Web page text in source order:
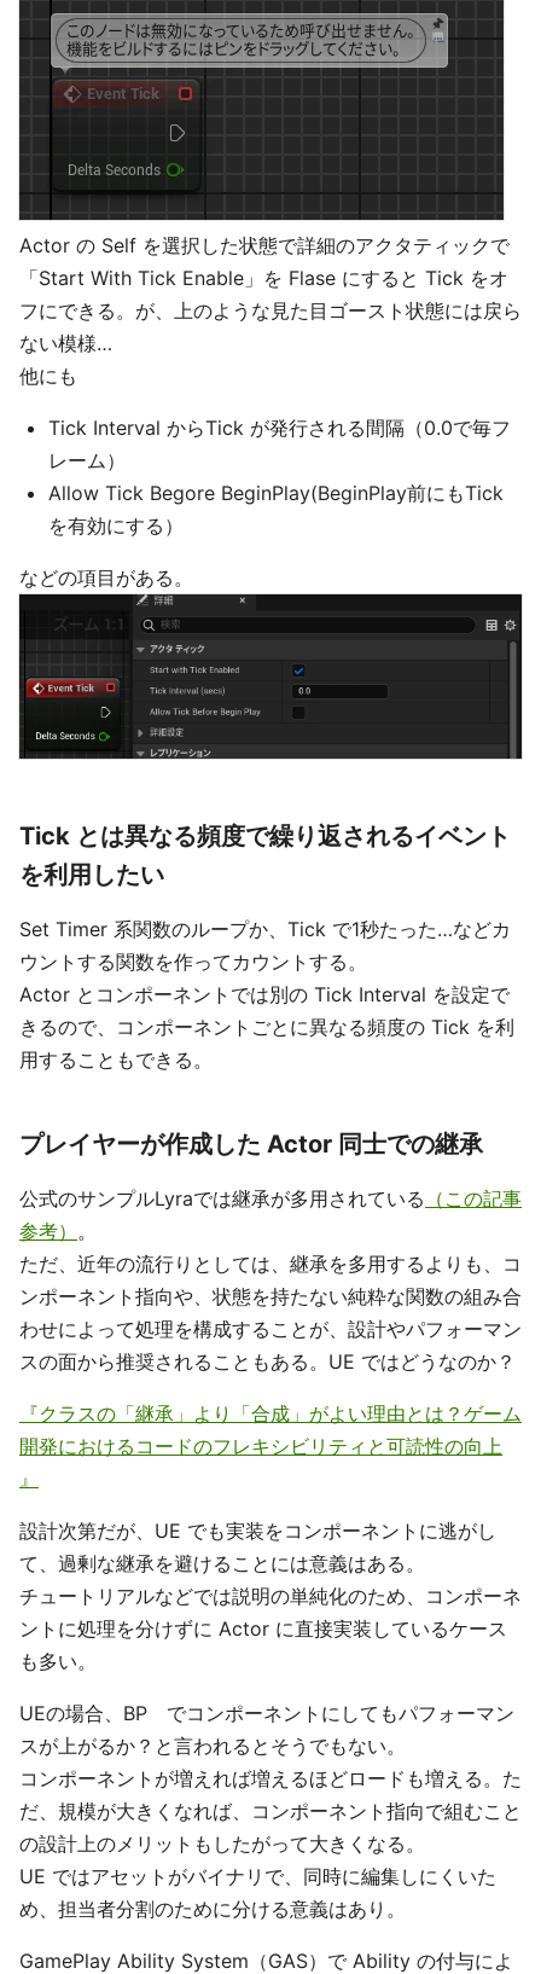
Actor の Self を選択した状態で詳細のアクタティックで
「Start With Tick Enable」を Flase にすると Tick をオ
フにできる。が、上のような見た目ゴースト状態には戻ら
ない模様…
他にも
Tick Interval からTick が発行される間隔（0.0で毎フ
レーム）
Allow Tick Begore BeginPlay(BeginPlay前にもTick
を有効にする）
などの項目がある。
Tick とは異なる頻度で繰り返されるイベント
を利用したい
Set Timer 系関数のループか、Tick で1秒たった…などカ
ウントする関数を作ってカウントする。
Actor とコンポーネントでは別の Tick Interval を設定で
きるので、コンポーネントごとに異なる頻度の Tick を利
用することもできる。
プレイヤーが作成した Actor 同士での継承
公式のサンプルLyraでは継承が多用されている （この記事
参考） 。
ただ、近年の流行りとしては、継承を多用するよりも、コ
ンポーネント指向や、状態を持たない純粋な関数の組み合
わせによって処理を構成することが、設計やパフォーマン
スの面から推奨されることもある。UE ではどうなのか？
『クラスの「継承」より「合成」がよい理由とは？ゲーム
開発におけるコードのフレキシビリティと可読性の向上
』
設計次第だが、UE でも実装をコンポーネントに逃がし
て、過剰な継承を避けることには意義はある。
チュートリアルなどでは説明の単純化のため、コンポーネ
ントに処理を分けずに Actor に直接実装しているケース
も多い。
UEの場合、BP でコンポーネントにしてもパフォーマン
スが上がるか？と言われるとそうでもない。
コンポーネントが増えれば増えるほどロードも増える。た
だ、規模が大きくなれば、コンポーネント指向で組むこと
の設計上のメリットもしたがって大きくなる。
UE ではアセットがバイナリで、同時に編集しにくいた
め、担当者分割のために分ける意義はあり。
GamePlay Ability System（GAS）で Ability の付与によ